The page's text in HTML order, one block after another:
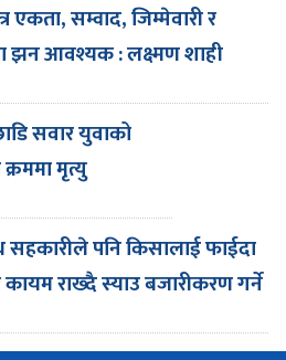
एकता, सम्वाद, जिम्मेवारी र
झन आवश्यक : लक्ष्मण शाही
सवार युवाको
मृत्यु
सहकारीले पनि किसालाई फाईदा
राख्दै स्याउ बजारीकरण गर्ने